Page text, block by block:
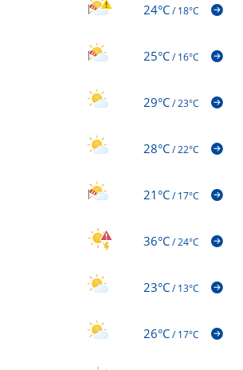
24°C/18°C
25°C/16°C
29°C/23°C
28°C/22°C
21°C/17°C
36°C/24°C
23°C/13°C
26°C/17°C